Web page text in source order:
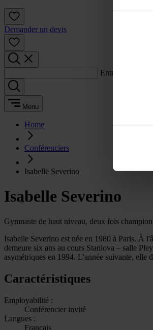
Demander un devis
Entrez un terme
Menu
Home
Conférenciers
Isabelle Severino
Isabelle Severino
Gymnaste de haut niveau, deux fois
Isabelle Severino est née en 1980 à Paris. À
demeure six ans au cours Stanlova – salle
asymétriques en 1994. L'année suivante, elle
Caractéristiques
Employabilité :
Conférencier invité
Langues :
Français